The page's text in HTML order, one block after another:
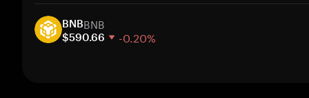
30 days
Market cap
BNBBNB
$590.66 -0.20%